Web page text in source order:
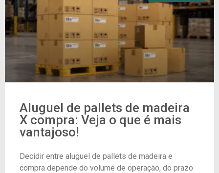
Aluguel de pallets de madeira
X compra: Veja o que é mais
vantajoso!
Decidir entre aluguel de pallets de madeira e
compra depende do volume de operação, do prazo